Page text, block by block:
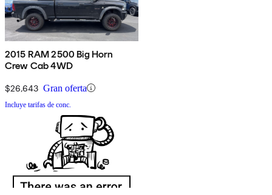
2015 RAM 2500 Big Horn
Crew Cab 4WD
$26,643 Gran oferta
Incluye tarifas de conc.